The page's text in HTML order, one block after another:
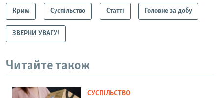
Крим Суспільство Статті Головне за добу
ЗВЕРНИ УВАГУ!
Читайте також
СУСПІЛЬСТВО